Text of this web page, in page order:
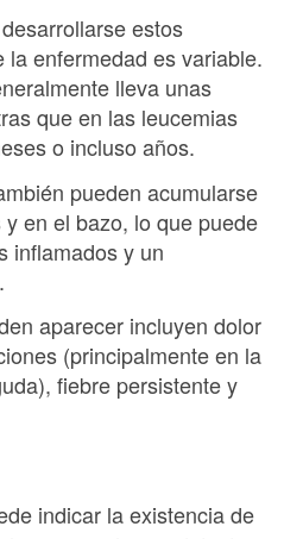
estos
enfermedad es variable.
lleva unas
que en las leucemias
o incluso años.
pueden acumularse
en el bazo, lo que puede
inflamados y un
aparecer incluyen dolor
(principalmente en la
fiebre persistente y
indicar la existencia de